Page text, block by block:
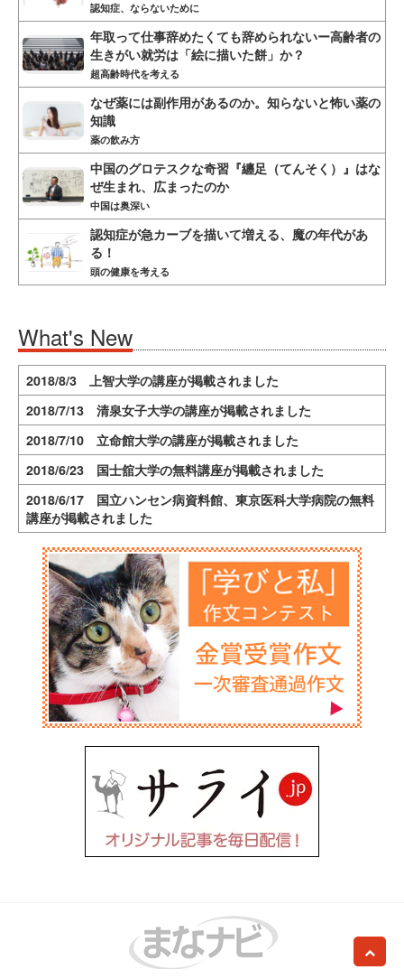
認知症、ならないために
年取って仕事辞めたくても辞められないー高齢者の
生きがい就労は「絵に描いた餅」か？
超高齢時代を考える
なぜ薬には副作用があるのか。知らないと怖い薬の
知識
薬の飲み方
中国のグロテスクな奇習『纏足（てんそく）』はな
ぜ生まれ、広まったのか
中国は奥深い
認知症が急カーブを描いて増える、魔の年代があ
る！
頭の健康を考える
What's New
2018/8/3 上智大学の講座が掲載されました
2018/7/13 清泉女子大学の講座が掲載されました
2018/7/10 立命館大学の講座が掲載されました
2018/6/23 国士舘大学の無料講座が掲載されました
2018/6/17 国立ハンセン病資料館、東京医科大学病院の無料
講座が掲載されました